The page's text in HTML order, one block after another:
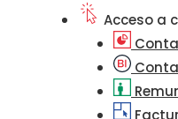
Acceso a